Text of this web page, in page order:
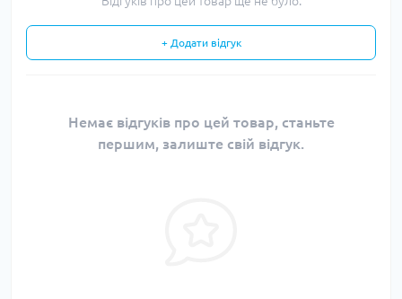
+ Додати відгук
Немає відгуків про цей товар, станьте
першим, залиште свій відгук.